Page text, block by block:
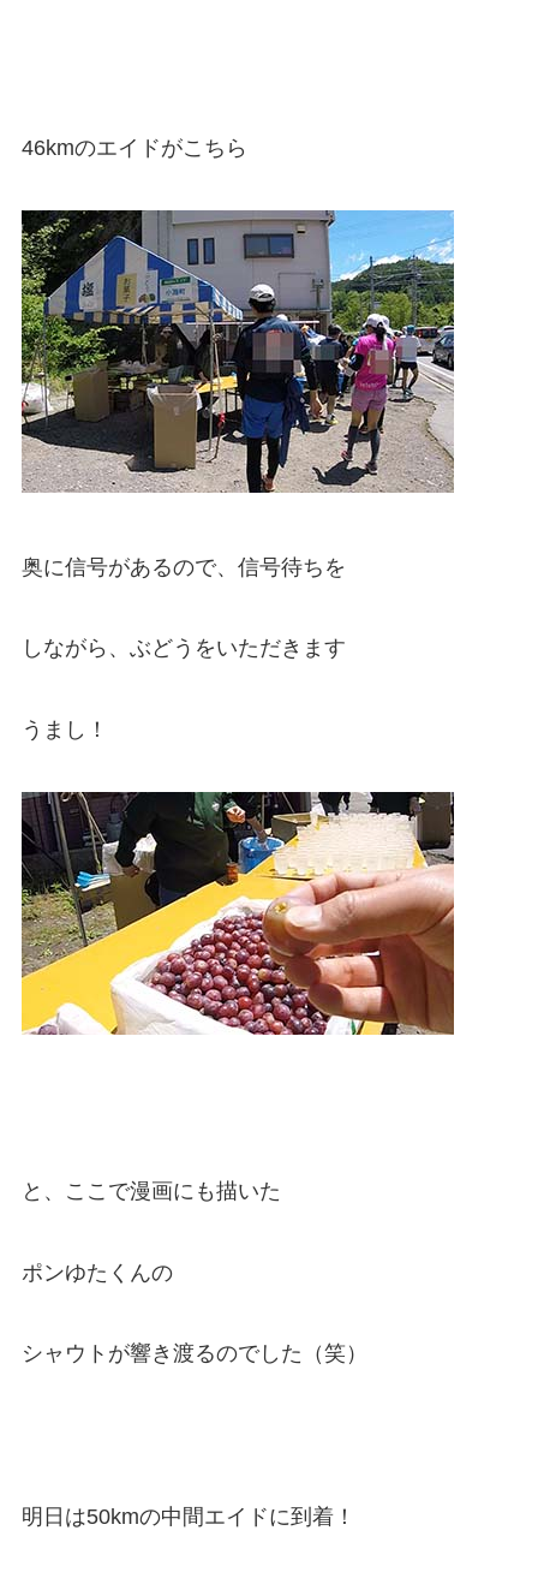
46kmのエイドがこちら
奥に信号があるので、信号待ちを
しながら、ぶどうをいただきます
うまし！
と、ここで漫画にも描いた
ポンゆたくんの
シャウトが響き渡るのでした（笑）
明日は50kmの中間エイドに到着！